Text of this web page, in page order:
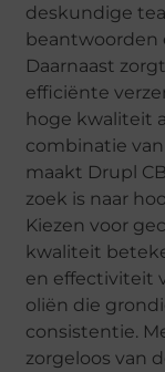
deskundige
beantwoorden
Daarnaast
efficiënte
hoge kwaliteit
combinatie
maakt Drupl
zoek is naar
Kiezen voor
kwaliteit
en effectiviteit
oliën die
consistentie.
zorgeloos van